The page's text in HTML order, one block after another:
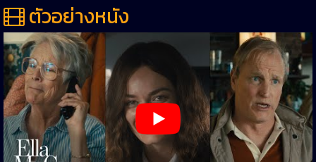
ตัวอย่างหนัง